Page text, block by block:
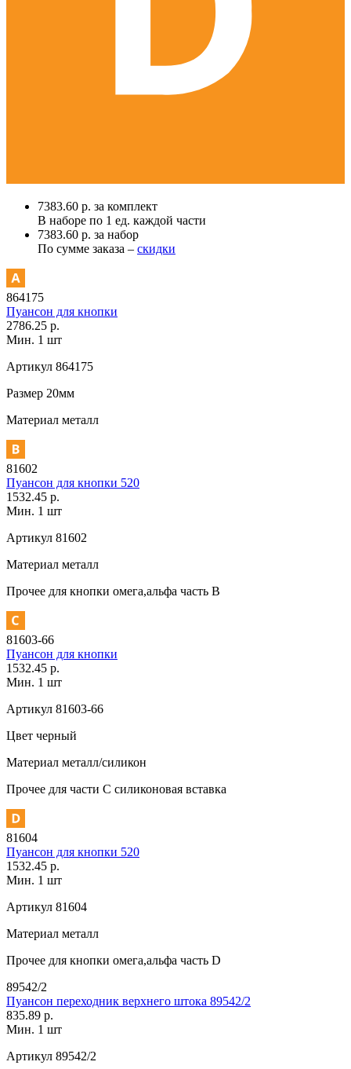
7383.60 р. за комплект
В наборе по 1 ед. каждой части
7383.60 р. за набор
По сумме заказа – скидки
864175
Пуансон для кнопки
2786.25 р.
Мин. 1 шт
Артикул 864175
Размер 20мм
Материал металл
81602
Пуансон для кнопки 520
1532.45 р.
Мин. 1 шт
Артикул 81602
Материал металл
Прочее для кнопки омега,альфа часть В
81603-66
Пуансон для кнопки
1532.45 р.
Мин. 1 шт
Артикул 81603-66
Цвет черный
Материал металл/силикон
Прочее для части C силиконовая вставка
81604
Пуансон для кнопки 520
1532.45 р.
Мин. 1 шт
Артикул 81604
Материал металл
Прочее для кнопки омега,альфа часть D
89542/2
Пуансон переходник верхнего штока 89542/2
835.89 р.
Мин. 1 шт
Артикул 89542/2